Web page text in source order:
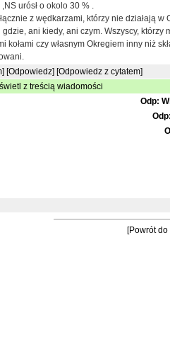
urósł o okolo 30 % .
z wędkarzami, którzy nie działają w
ani kiedy, ani czym. Wszyscy, którzy
kołami czy własnym Okregiem inny niż
[Odpowiedz] [Odpowiedz z cytatem]
z treścią wiadomości
Odp:
[Powrót do